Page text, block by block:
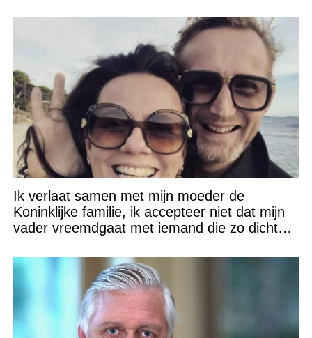
Ik verlaat samen met mijn moeder de
Koninklijke familie, ik accepteer niet dat mijn
vader vreemdgaat met iemand die zo dichtbij